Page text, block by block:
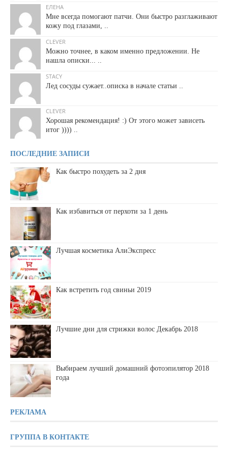
ЕЛЕНА
Мне всегда помогают патчи. Они быстро разглаживают
кожу под глазами, ..
CLEVER
Можно точнее, в каком именно предложении. Не
нашла описки... ..
STACY
Лед сосуды сужает..описка в начале статьи ..
CLEVER
Хорошая рекомендация! :) От этого может зависеть
итог )))) ..
ПОСЛЕДНИЕ ЗАПИСИ
Как быстро похудеть за 2 дня
Как избавиться от перхоти за 1 день
Лучшая косметика АлиЭкспресс
Как встретить год свиньи 2019
Лучшие дни для стрижки волос Декабрь 2018
Выбираем лучший домашний фотоэпилятор 2018
года
РЕКЛАМА
ГРУППА В КОНТАКТЕ